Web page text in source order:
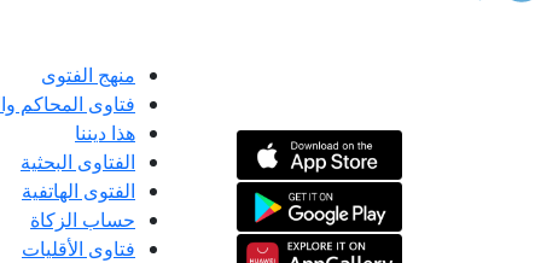
منهج الفتوى
فتاوى المحاكم
هذا ديننا
الفتاوى البحثية
الفتوى الهاتفية
حساب الزكاة
فتاوى الأقليات